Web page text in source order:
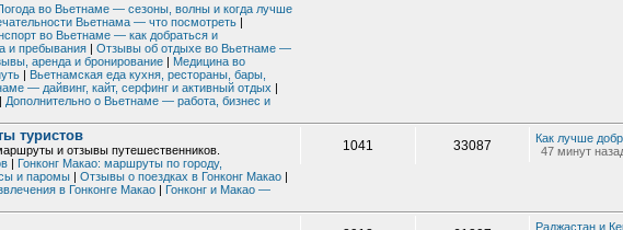
Черво и красивые борго
- Фес - Азру - Марракеш - Эссуэйра)
и тропа вокруг Сен-Жан-Кап-Ферра
Оливковая тропа
во Вьетнаме — сезоны, волны и когда лучше
Вьетнама — что посмотреть |
во Вьетнаме — как добраться и
и пребывания | Отзывы об отдыхе во Вьетнаме —
аренда и бронирование | Медицина во
| Вьетнамская еда кухня, рестораны, бары,
— дайвинг, кайт, серфинг и активный отдых |
| Дополнительно о Вьетнаме — работа, бизнес и
туристов
и отзывы путешественников.
| Гонконг Макао: маршруты по городу,
и паромы | Отзывы о поездках в Гонконг Макао |
в Гонконге Макао | Гонконг и Макао —
1041 33087
Как лучше
47 минут
Раджастан и